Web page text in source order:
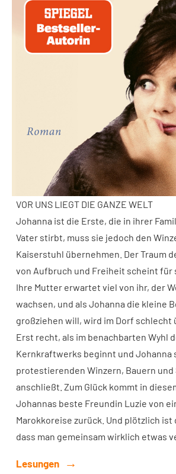
VOR UNS LIEGT DIE GANZE WELT
Johanna ist die Erste, die in ihrer
Vater stirbt, muss sie jedoch den
Kaiserstuhl übernehmen. Der Traum
von Aufbruch und Freiheit scheint für
Ihre Mutter erwartet viel von ihr, der
wachsen, und als Johanna die kleine
großziehen will, wird im Dorf schlecht
Erst recht, als im benachbarten Wyhl
Kernkraftwerks beginnt und Johanna
protestierenden Winzern, Bauern
anschließt. Zum Glück kommt in
Johannas beste Freundin Luzie von
Marokkoreise zurück. Und plötzlich ist
dass man gemeinsam wirklich etwas
Lesungen